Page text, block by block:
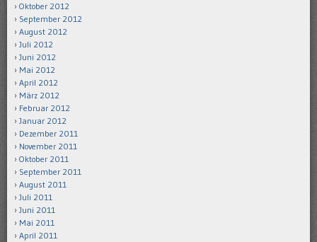
Oktober 2012
September 2012
August 2012
Juli 2012
Juni 2012
Mai 2012
April 2012
März 2012
Februar 2012
Januar 2012
Dezember 2011
November 2011
Oktober 2011
September 2011
August 2011
Juli 2011
Juni 2011
Mai 2011
April 2011